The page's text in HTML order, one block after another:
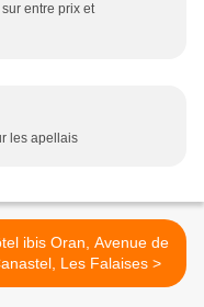
entre prix et
les apellais
ibis Oran, Avenue de
Canastel, Les Falaises >